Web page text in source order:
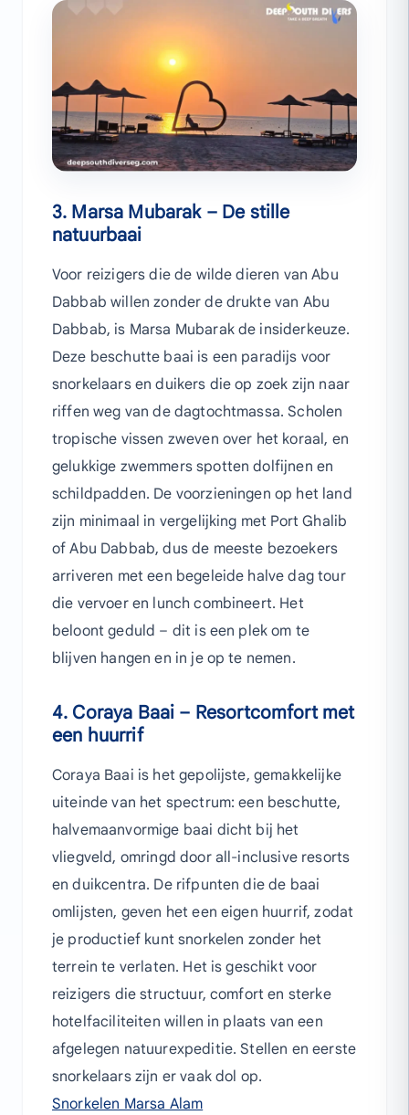
3. Marsa Mubarak – De stille
natuurbaai
Voor reizigers die de wilde dieren van Abu
Dabbab willen zonder de drukte van Abu
Dabbab, is Marsa Mubarak de insiderkeuze.
Deze beschutte baai is een paradijs voor
snorkelaars en duikers die op zoek zijn naar
riffen weg van de dagtochtmassa. Scholen
tropische vissen zweven over het koraal, en
gelukkige zwemmers spotten dolfijnen en
schildpadden. De voorzieningen op het land
zijn minimaal in vergelijking met Port Ghalib
of Abu Dabbab, dus de meeste bezoekers
arriveren met een begeleide halve dag tour
die vervoer en lunch combineert. Het
beloont geduld – dit is een plek om te
blijven hangen en in je op te nemen.
4. Coraya Baai – Resortcomfort met
een huurrif
Coraya Baai is het gepolijste, gemakkelijke
uiteinde van het spectrum: een beschutte,
halvemaanvormige baai dicht bij het
vliegveld, omringd door all-inclusive resorts
en duikcentra. De rifpunten die de baai
omlijsten, geven het een eigen huurrif, zodat
je productief kunt snorkelen zonder het
terrein te verlaten. Het is geschikt voor
reizigers die structuur, comfort en sterke
hotelfaciliteiten willen in plaats van een
afgelegen natuurexpeditie. Stellen en eerste
snorkelaars zijn er vaak dol op.
Snorkelen Marsa Alam